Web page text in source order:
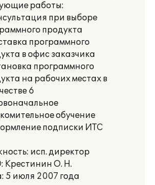
работы:
при выборе
продукта
программного
в офис заказчика
программного
на рабочих местах в
6
обучение
подписки ИТС
исп. директор
О. Н.
5 июля 2007 года